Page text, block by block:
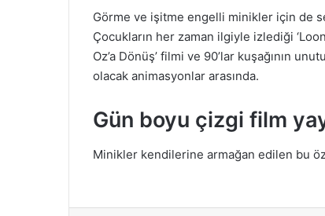
Görme ve işitme engelli minikler için de
Çocukların her zaman ilgiyle izlediği
Oz’a Dönüş’ filmi ve 90’lar kuşağının
olacak animasyonlar arasında.
Gün boyu çizgi film
Minikler kendilerine armağan edilen bu